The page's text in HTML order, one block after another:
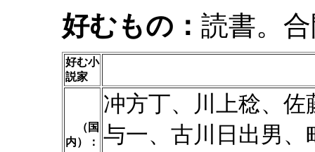
好むもの： 読書。
好む小
説家
（国
内）：
冲方丁、川上稔、
与一、古川日出男